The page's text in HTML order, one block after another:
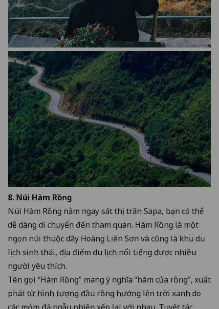
8. Núi Hàm Rồng
Núi Hàm Rồng nằm ngay sát thị trấn Sapa, bạn có thể
dễ dàng di chuyển đến tham quan. Hàm Rồng là một
ngọn núi thuộc dãy Hoàng Liên Sơn và cũng là khu du
lịch sinh thái, địa điểm du lịch nổi tiếng được nhiều
người yêu thích.
Tên gọi “Hàm Rồng” mang ý nghĩa “hàm của rồng”, xuất
phát từ hình tượng đầu rồng hướng lên trời xanh do